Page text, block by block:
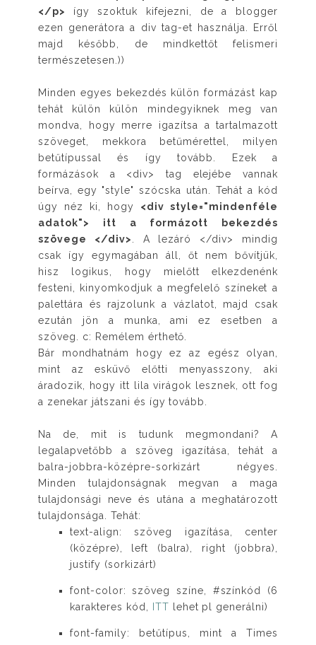
</p> így szoktuk kifejezni, de a blogger
ezen generátora a div tag-et használja. Erről
majd később, de mindkettőt felismeri
természetesen.))
Minden egyes bekezdés külön formázást kap
tehát külön külön mindegyiknek meg van
mondva, hogy merre igazítsa a tartalmazott
szöveget, mekkora betűmérettel, milyen
betűtípussal és így tovább. Ezek a
formázások a <div> tag elejébe vannak
beírva, egy "style" szócska után. Tehát a kód
úgy néz ki, hogy <div style="mindenféle
adatok"> itt a formázott bekezdés
szövege </div>
. A lezáró </div> mindig
csak így egymagában áll, őt nem bővítjük,
hisz logikus, hogy mielőtt elkezdenénk
festeni, kinyomkodjuk a megfelelő színeket a
palettára és rajzolunk a vázlatot, majd csak
ezután jön a munka, ami ez esetben a
szöveg. c: Remélem érthető.
Bár mondhatnám hogy ez az egész olyan,
mint az esküvő előtti menyasszony, aki
áradozik, hogy itt lila virágok lesznek, ott fog
a zenekar játszani és így tovább.
Na de, mit is tudunk megmondani? A
legalapvetőbb a szöveg igazítása, tehát a
balra-jobbra-középre-sorkizárt négyes.
Minden tulajdonságnak megvan a maga
tulajdonsági neve és utána a meghatározott
tulajdonsága. Tehát:
text-align: szöveg igazítása, center
(középre), left (balra), right (jobbra),
justify (sorkizárt)
font-color: szöveg színe, #színkód (6
karakteres kód,
ITT lehet pl generálni)
font-family: betűtípus, mint a Times